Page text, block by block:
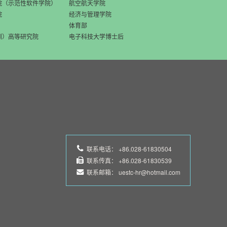
示范性软件学院）
航空航天学院
经济与管理学院
体育部
）高等研究院 电子科技大学博士后
联系电话：
+86.028-61830504
联系传真：
+86.028-61830539
联系邮箱：
uestc-hr@hotmail.com